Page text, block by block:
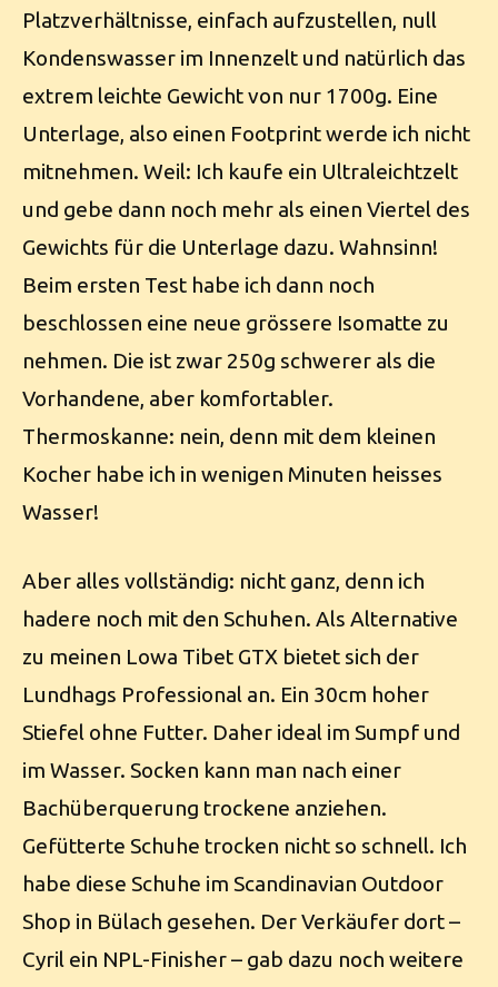
Platzverhältnisse, einfach aufzustellen, null
Kondenswasser im Innenzelt und natürlich das
extrem leichte Gewicht von nur 1700g. Eine
Unterlage, also einen Footprint werde ich nicht
mitnehmen. Weil: Ich kaufe ein Ultraleichtzelt
und gebe dann noch mehr als einen Viertel des
Gewichts für die Unterlage dazu. Wahnsinn!
Beim ersten Test habe ich dann noch
beschlossen eine neue grössere Isomatte zu
nehmen. Die ist zwar 250g schwerer als die
Vorhandene, aber komfortabler.
Thermoskanne: nein, denn mit dem kleinen
Kocher habe ich in wenigen Minuten heisses
Wasser!
Aber alles vollständig: nicht ganz, denn ich
hadere noch mit den Schuhen. Als Alternative
zu meinen Lowa Tibet GTX bietet sich der
Lundhags Professional an. Ein 30cm hoher
Stiefel ohne Futter. Daher ideal im Sumpf und
im Wasser. Socken kann man nach einer
Bachüberquerung trockene anziehen.
Gefütterte Schuhe trocken nicht so schnell. Ich
habe diese Schuhe im Scandinavian Outdoor
Shop in Bülach gesehen. Der Verkäufer dort –
Cyril ein NPL-Finisher – gab dazu noch weitere